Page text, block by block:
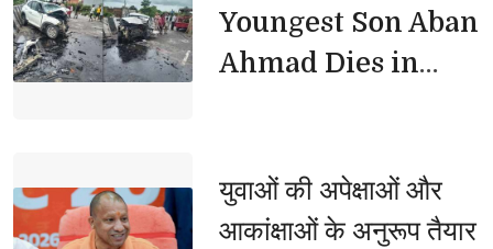
Youngest Son Aban
Ahmad Dies in
युवाओं की अपेक्षाओं और
आकांक्षाओं के अनुरूप तैयार